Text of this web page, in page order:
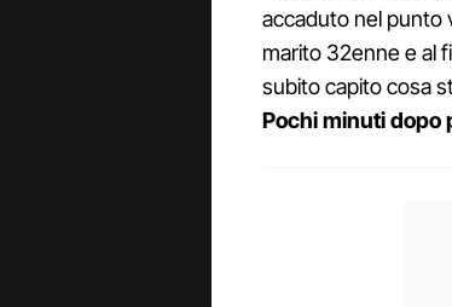
accaduto nel punto
marito 32enne e al
subito capito cosa
Pochi minuti dopo